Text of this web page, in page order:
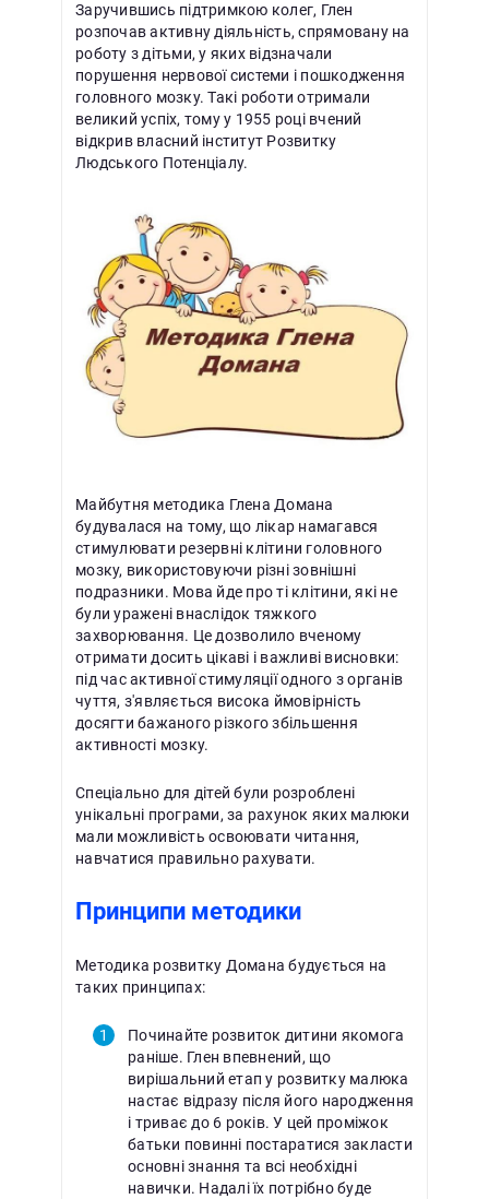
Заручившись підтримкою колег, Глен
розпочав активну діяльність, спрямовану на
роботу з дітьми, у яких відзначали
порушення нервової системи і пошкодження
головного мозку. Такі роботи отримали
великий успіх, тому у 1955 році вчений
відкрив власний інститут Розвитку
Людського Потенціалу.
Майбутня методика Глена Домана
будувалася на тому, що лікар намагався
стимулювати резервні клітини головного
мозку, використовуючи різні зовнішні
подразники. Мова йде про ті клітини, які не
були уражені внаслідок тяжкого
захворювання. Це дозволило вченому
отримати досить цікаві і важливі висновки:
під час активної стимуляції одного з органів
чуття, з'являється висока ймовірність
досягти бажаного різкого збільшення
активності мозку.
Спеціально для дітей були розроблені
унікальні програми, за рахунок яких малюки
мали можливість освоювати читання,
навчатися правильно рахувати.
Принципи методики
Методика розвитку Домана будується на
таких принципах:
Починайте розвиток дитини якомога
раніше. Глен впевнений, що
вирішальний етап у розвитку малюка
настає відразу після його народження
і триває до 6 років. У цей проміжок
батьки повинні постаратися закласти
основні знання та всі необхідні
навички. Надалі їх потрібно буде